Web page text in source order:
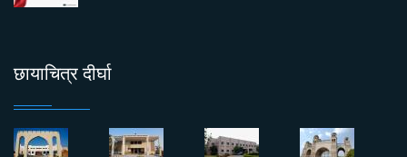
छायाचित्र दीर्घा